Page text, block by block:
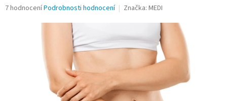
Průměrné
7 hodnoceníPodrobnosti hodnocení Značka: MEDI